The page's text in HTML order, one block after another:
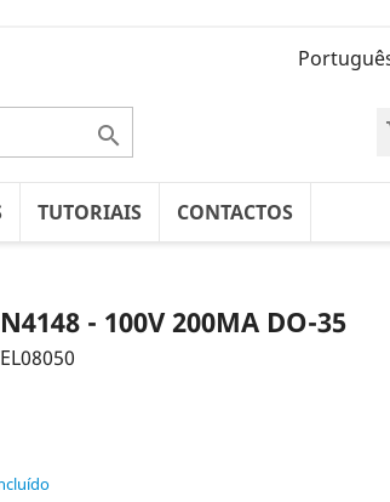

TUTORIAIS CONTACTOS
- 100V 200MA DO-35